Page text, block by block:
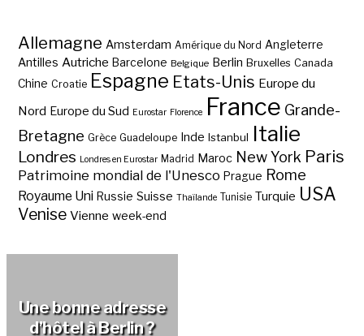
Allemagne Amsterdam Amérique du Nord Angleterre
Antilles Autriche Barcelone Belgique Berlin Bruxelles Canada
Chine Croatie Espagne Etats-Unis Europe du
Nord Europe du Sud Eurostar Florence France Grande-
Bretagne Grèce Guadeloupe Inde Istanbul Italie
Londres Londres en Eurostar Madrid Maroc New York Paris
Patrimoine mondial de l'Unesco Prague Rome
Royaume Uni Russie Suisse Thaïlande Tunisie Turquie USA
Venise Vienne week-end
Une bonne adresse
d’hôtel à Berlin ?